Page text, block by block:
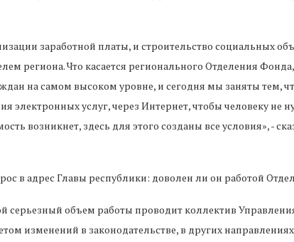
заработной платы, и строительство социальных
региона. Что касается регионального Отделения
на самом высоком уровне, и сегодня мы заняты тем,
электронных услуг, через Интернет, чтобы человеку не
возникнет, здесь для этого созданы все условия», -
в адрес Главы республики: доволен ли он работой
серьезный объем работы проводит коллектив
изменений в законодательстве, в других